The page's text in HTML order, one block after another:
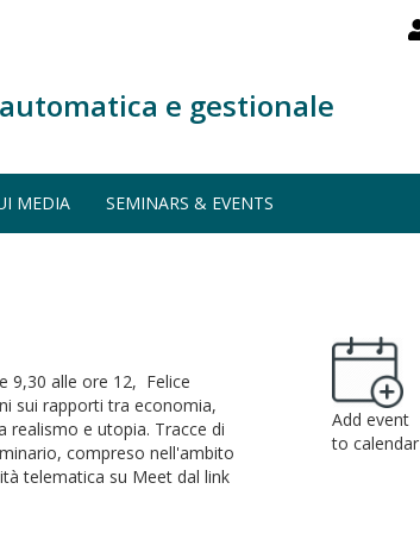
e gestionale
MEDIA SEMINARS & EVENTS
9,30 alle ore 12, Felice
sui rapporti tra economia,
realismo e utopia. Tracce di
compreso nell'ambito
telematica su Meet dal link
Add event
to calendar